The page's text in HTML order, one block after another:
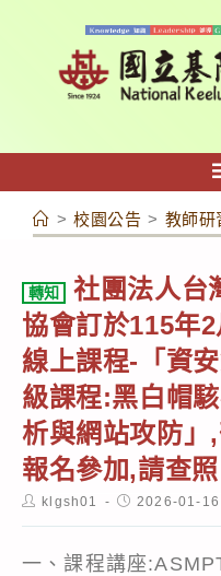
容
> 校園公告 > 教師研
轉知
社團法人台
協會訂於115年
線上課程-「資
級課程:黑白帽
析與網站攻防」
報名參加,請查照
Postklgsh01
Post2026-01-16
一、課程講座